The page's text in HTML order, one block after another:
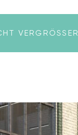
VERGRÖSSERN